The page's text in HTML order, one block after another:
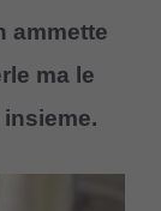
ammette
ma le